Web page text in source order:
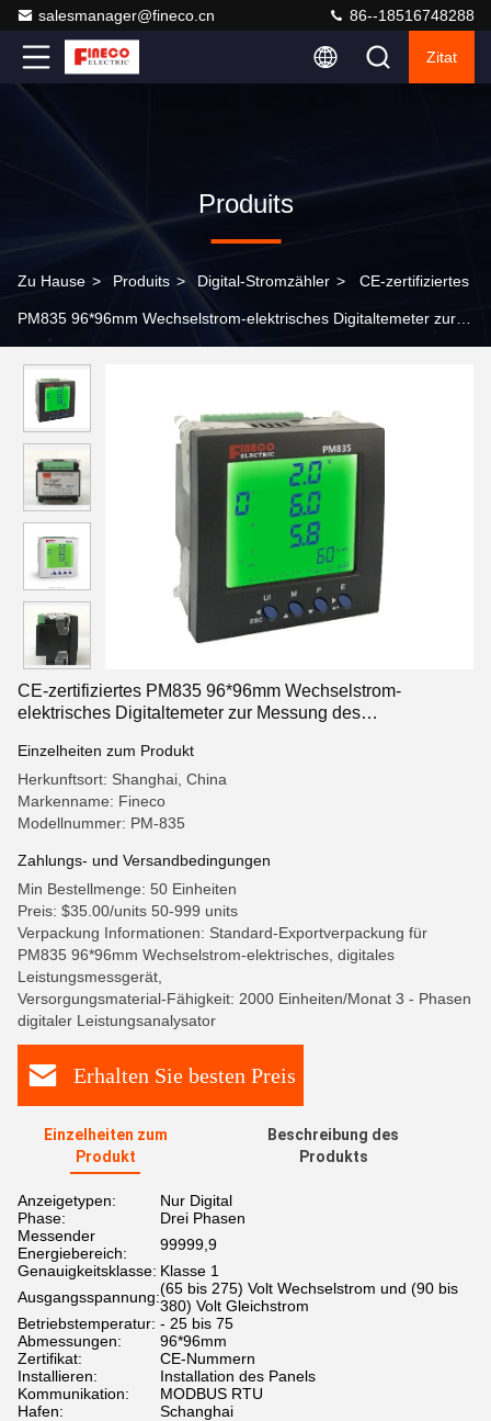
salesmanager@fineco.cn 86--18516748288
Zitat
Produits
Zu Hause > Produits > Digital-Stromzähler > CE-zertifiziertes
PM835 96*96mm Wechselstrom-elektrisches Digitaltemeter zur
CE-zertifiziertes PM835 96*96mm Wechselstrom-
elektrisches Digitaltemeter zur Messung des
Einzelheiten zum Produkt
Herkunftsort: Shanghai, China
Markenname: Fineco
Modellnummer: PM-835
Zahlungs- und Versandbedingungen
Min Bestellmenge: 50 Einheiten
Preis: $35.00/units 50-999 units
Verpackung Informationen: Standard-Exportverpackung für
PM835 96*96mm Wechselstrom-elektrisches, digitales
Leistungsmessgerät,
Versorgungsmaterial-Fähigkeit: 2000 Einheiten/Monat 3 - Phasen
digitaler Leistungsanalysator
Erhalten Sie besten Preis
Einzelheiten zum
Produkt
Beschreibung des
Produkts
Anzeigetypen:
Nur Digital
Phase:
Drei Phasen
Messender
Energiebereich:
99999,9
Genauigkeitsklasse: Klasse 1
Ausgangsspannung:(65 bis 275) Volt Wechselstrom und (90 bis
380) Volt Gleichstrom
Betriebstemperatur: - 25 bis 75
Abmessungen:
96*96mm
Zertifikat:
CE-Nummern
Installieren:
Installation des Panels
Kommunikation:
MODBUS RTU
Hafen:
Schanghai